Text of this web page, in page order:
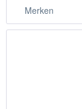
Merken